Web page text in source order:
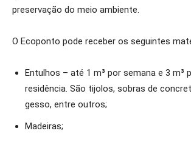
preservação do meio ambiente.
O Ecoponto pode receber os seguintes
Entulhos – até 1 m³ por semana e 3 m³
residência. São tijolos, sobras de
gesso, entre outros;
Madeiras;